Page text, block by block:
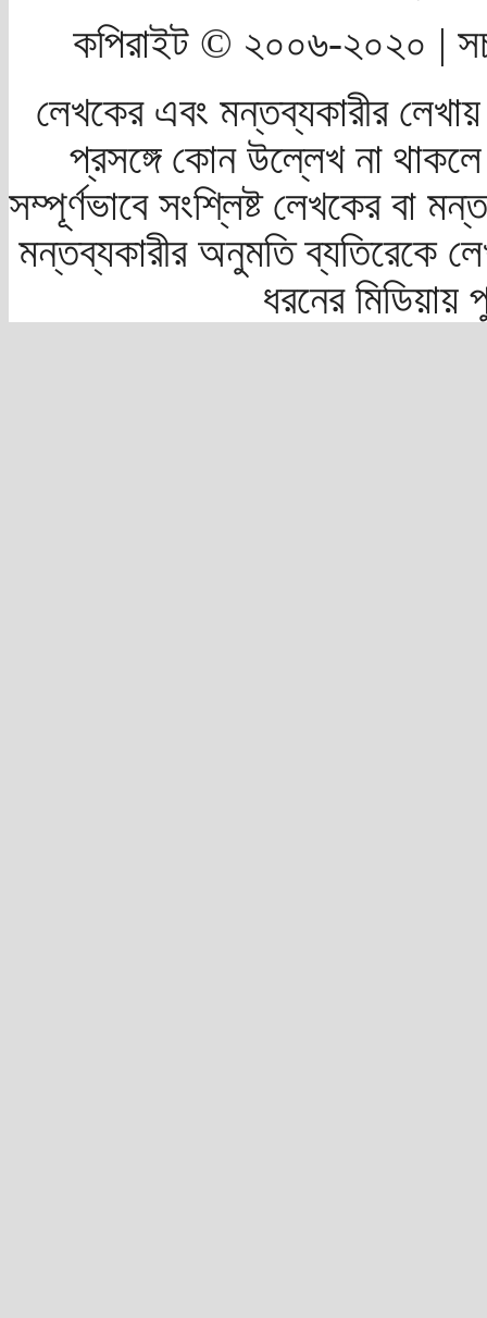
কপিরাইট © ২০০৬-২০২০ |
লেখকের এবং মন্তব্যকারীর
প্রসঙ্গে কোন উল্লেখ না
সম্পূর্ণভাবে সংশ্লিষ্ট লেখকের বা
মন্তব্যকারীর অনুমতি ব্যতিরেকে
ধরনের মিডিয়ায়